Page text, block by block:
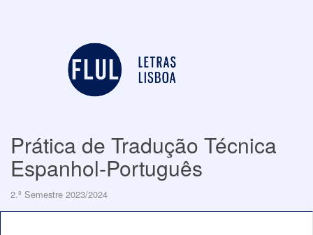
Prática de Tradução Técnica
Espanhol-Português
2.º Semestre 2023/2024